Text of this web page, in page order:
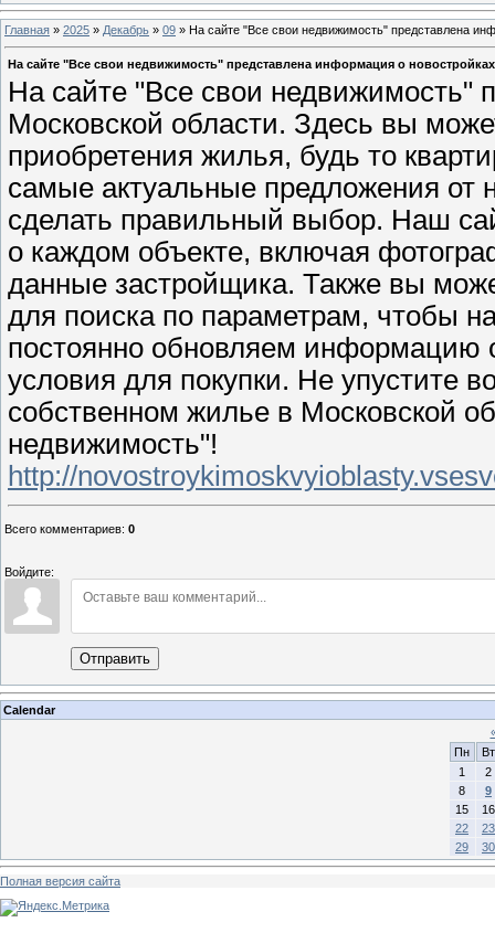
Главная » 2025 » Декабрь » 09 » На сайте "Все свои недвижимость" представлена
На сайте "Все свои недвижимость" представлена информация о
На сайте "Все свои недвижимость"
Московской области. Здесь вы
приобретения жилья, будь то
самые актуальные предложения
сделать правильный выбор. Наш
о каждом объекте, включая
данные застройщика. Также вы
для поиска по параметрам, чтобы
постоянно обновляем информацию
условия для покупки. Не упустите
собственном жилье в Московской
недвижимость"!
http://
Всего комментариев: 0
Войдите:
Отправить
Calendar
Пн
Вт
1
2
8
9
15
16
22
23
29
30
Полная версия сайта